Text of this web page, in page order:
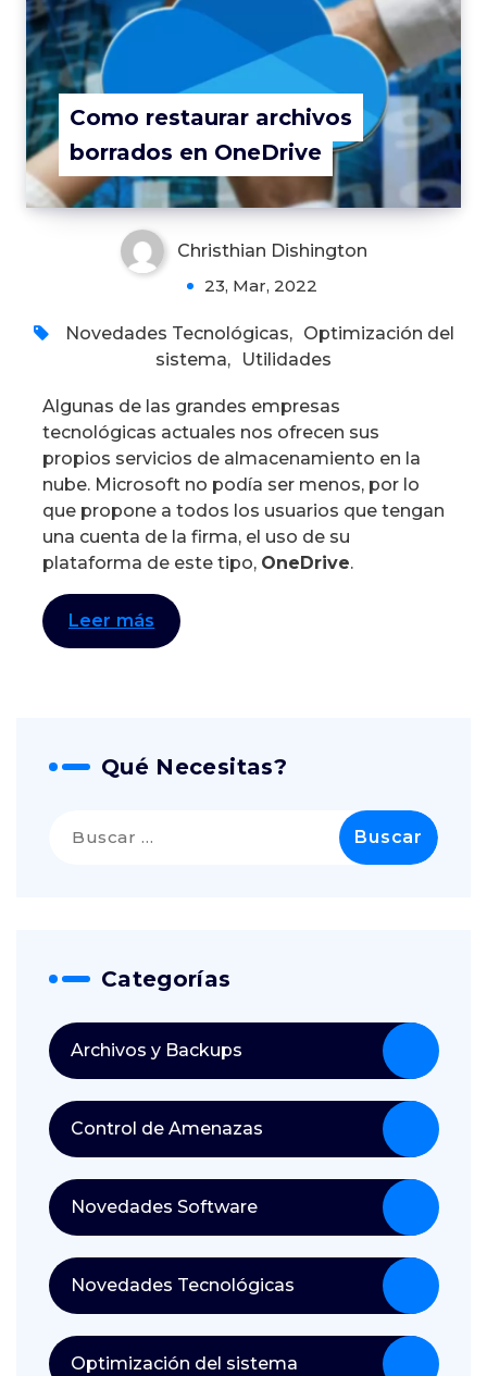
Como restaurar archivos
borrados en OneDrive
Christhian Dishington
23, Mar, 2022
Novedades Tecnológicas, Optimización del
sistema, Utilidades
Algunas de las grandes empresas
tecnológicas actuales nos ofrecen sus
propios servicios de almacenamiento en la
nube. Microsoft no podía ser menos, por lo
que propone a todos los usuarios que tengan
una cuenta de la firma, el uso de su
plataforma de este tipo, OneDrive.
Leer más
Qué Necesitas?
Categorías
Archivos y Backups
Control de Amenazas
Novedades Software
Novedades Tecnológicas
Optimización del sistema